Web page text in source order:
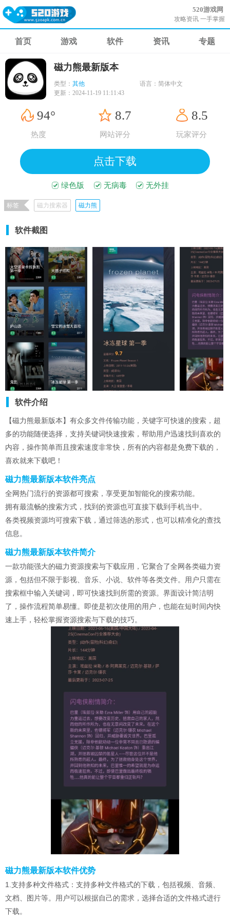
520游戏网
攻略资讯 一手掌握
首页 游戏 软件 资讯 专题
磁力熊最新版本
类型： 其他 语言： 简体中文
更新： 2024-11-19 11:11:43
94°
热度
8.7
网站评分
8.5
玩家评分
点击下载
绿色版 无病毒 无外挂
标签 磁力搜索器 磁力熊
软件截图
软件介绍
【磁力熊最新版本】有众多文件传输功能，关键字可快速的搜索，超
多的功能随便选择，支持关键词快速搜索，帮助用户迅速找到喜欢的
内容，操作简单而且搜索速度非常快，所有的内容都是免费下载的，
喜欢就来下载吧！
磁力熊最新版本软件亮点
全网热门流行的资源都可搜索，享受更加智能化的搜索功能。
拥有最流畅的搜索方式，找到的资源也可直接下载到手机当中。
各类视频资源均可搜索下载，通过筛选的形式，也可以精准化的查找
信息。
磁力熊最新版本软件简介
一款功能强大的磁力资源搜索与下载应用，它聚合了全网各类磁力资
源，包括但不限于影视、音乐、小说、软件等各类文件。用户只需在
搜索框中输入关键词，即可快速找到所需的资源。界面设计简洁明
了，操作流程简单易懂。即使是初次使用的用户，也能在短时间内快
速上手，轻松掌握资源搜索与下载的技巧。
磁力熊最新版本软件优势
1.支持多种文件格式：支持多种文件格式的下载，包括视频、音频、
文档、图片等。用户可以根据自己的需求，选择合适的文件格式进行
下载。